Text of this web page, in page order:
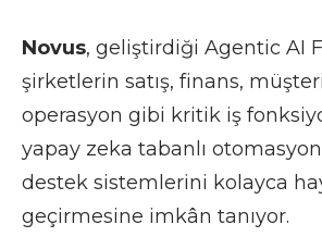
Novus, geliştirdiği Agentic AI
şirketlerin satış, finans,
operasyon gibi kritik iş
yapay zeka tabanlı
destek sistemlerini kolayca
geçirmesine imkân tanıyor.